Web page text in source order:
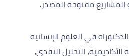
التحليل النقدي،